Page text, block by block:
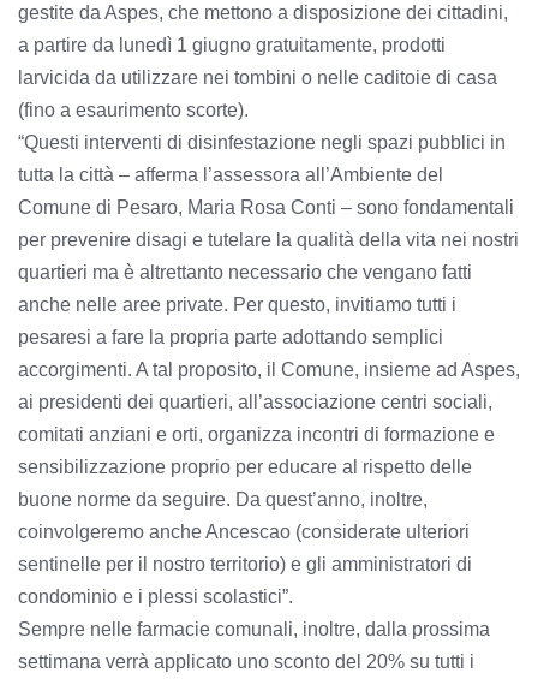
gestite da Aspes, che mettono a disposizione dei cittadini,
a partire da lunedì 1 giugno gratuitamente, prodotti
larvicida da utilizzare nei tombini o nelle caditoie di casa
(fino a esaurimento scorte).
“Questi interventi di disinfestazione negli spazi pubblici in
tutta la città – afferma l’assessora all’Ambiente del
Comune di Pesaro, Maria Rosa Conti – sono fondamentali
per prevenire disagi e tutelare la qualità della vita nei nostri
quartieri ma è altrettanto necessario che vengano fatti
anche nelle aree private. Per questo, invitiamo tutti i
pesaresi a fare la propria parte adottando semplici
accorgimenti. A tal proposito, il Comune, insieme ad Aspes,
ai presidenti dei quartieri, all’associazione centri sociali,
comitati anziani e orti, organizza incontri di formazione e
sensibilizzazione proprio per educare al rispetto delle
buone norme da seguire. Da quest’anno, inoltre,
coinvolgeremo anche Ancescao (considerate ulteriori
sentinelle per il nostro territorio) e gli amministratori di
condominio e i plessi scolastici”.
Sempre nelle farmacie comunali, inoltre, dalla prossima
settimana verrà applicato uno sconto del 20% su tutti i